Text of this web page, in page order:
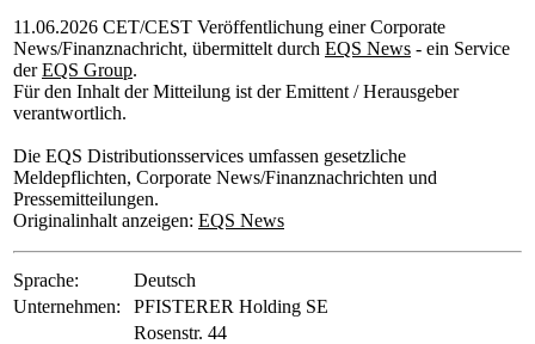
11.06.2026 CET/CEST Veröffentlichung einer Corporate
News/Finanznachricht, übermittelt durch EQS News - ein Service
derEQS Group.
Für den Inhalt der Mitteilung ist der Emittent / Herausgeber
verantwortlich.
Die EQS Distributionsservices umfassen gesetzliche
Meldepflichten, Corporate News/Finanznachrichten und
Pressemitteilungen.
Originalinhalt anzeigen: EQS News
Sprache:
Deutsch
Unternehmen:
PFISTERER Holding SE
Rosenstr. 44